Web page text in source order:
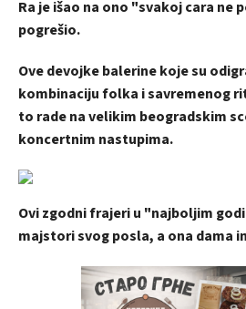
Ra je išao na ono "svakoj cara ne
pogrešio.
Ove devojke balerine koje su
kombinaciju folka i savremenog
to rade na velikim beogradskim
koncertnim nastupima.
Ovi zgodni frajeri u "najboljim
majstori svog posla, a ona dama